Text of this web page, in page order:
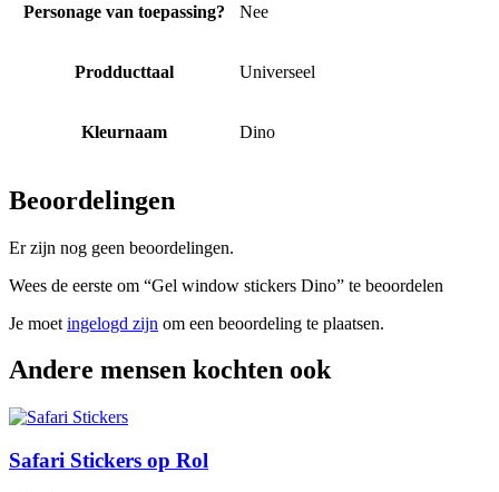
Personage van toepassing? Nee
Prodducttaal Universeel
Kleurnaam Dino
Beoordelingen
Er zijn nog geen beoordelingen.
Wees de eerste om “Gel window stickers Dino” te beoordelen
Je moet ingelogd zijn om een beoordeling te plaatsen.
Andere mensen kochten ook
Safari Stickers op Rol